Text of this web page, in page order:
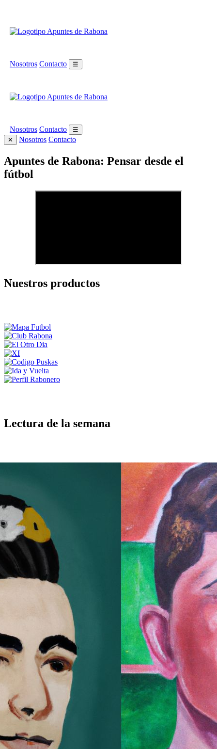
Nosotros Contacto ☰
Nosotros Contacto
☰
✕
Nosotros Contacto
Apuntes de Rabona: Pensar desde el
fútbol
Nuestros productos
Lectura de la semana